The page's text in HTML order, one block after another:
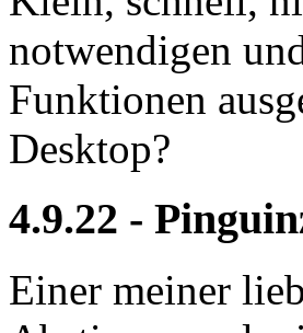
notwendigen
Funktionen
Desktop?
4.9.22 -
Einer meiner